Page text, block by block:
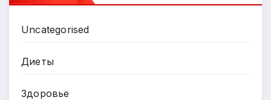
Uncategorised
Диеты
Здоровье